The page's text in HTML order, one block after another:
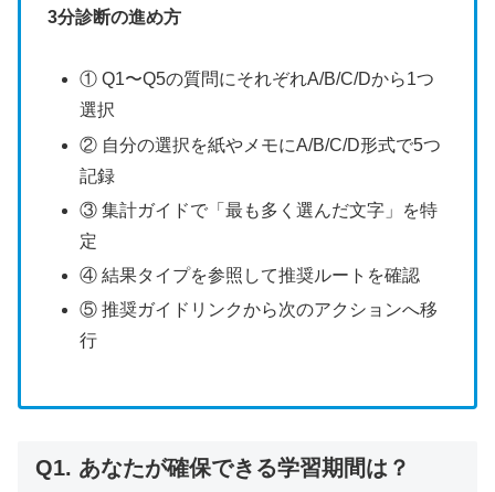
3分診断の進め方
① Q1〜Q5の質問にそれぞれA/B/C/Dから1つ
選択
② 自分の選択を紙やメモにA/B/C/D形式で5つ
記録
③ 集計ガイドで「最も多く選んだ文字」を特
定
④ 結果タイプを参照して推奨ルートを確認
⑤ 推奨ガイドリンクから次のアクションへ移
行
Q1. あなたが確保できる学習期間は？